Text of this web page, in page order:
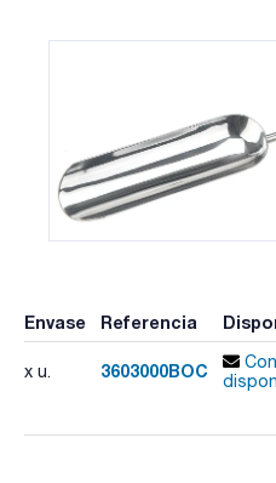
Envase Referencia
x u. 3603000BOC